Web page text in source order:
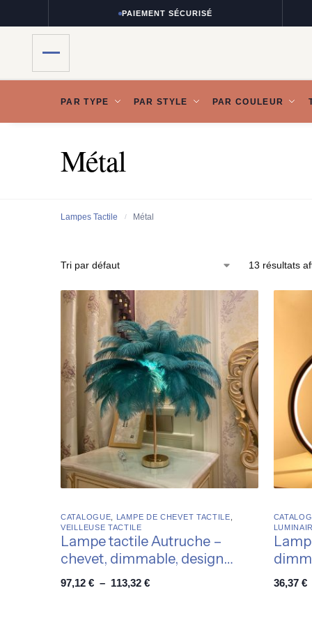
PAIEMENT SÉCURISÉ
PAR TYPE PAR STYLE PAR COULEUR
Métal
Lampes Tactile / Métal
13 résultats
CATALOGUE LAMPE DE CHEVET TACTILE
VEILLEUSE TACTILE
Lampe tactile Autruche –
chevet, dimmable, design
original
97,12 € – 113,32 € 36,37 €